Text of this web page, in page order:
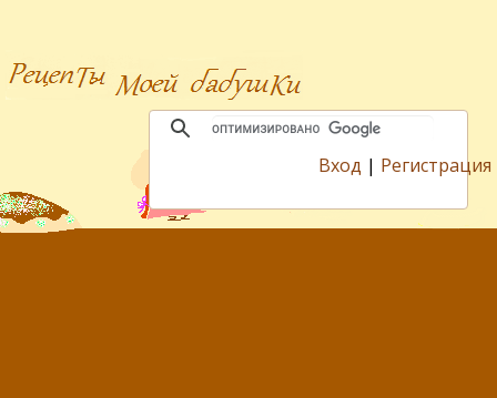
Вход | Регистрация